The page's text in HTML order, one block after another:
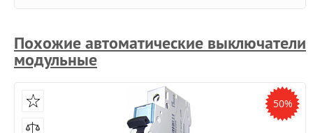
Похожие автоматические выключатели
модульные
50%